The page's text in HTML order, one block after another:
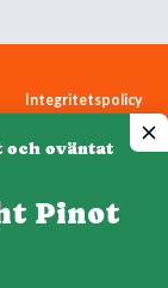
Integritetspolicy
Cookiepolicy
AB
oväntat
Pinot